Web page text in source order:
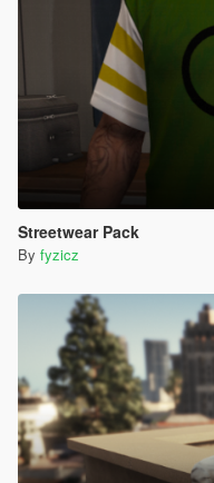
Streetwear Pack
By fyzicz